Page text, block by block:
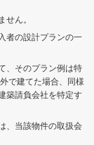
ん。
者の設計プランの一
、そのプラン例は特
で建てた場合、同様
築請負会社を特定す
、当該物件の取扱会